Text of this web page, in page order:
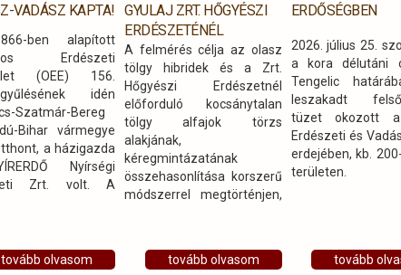
VADÁSZ KAPTA!
ben alapított
Erdészeti
(OEE) 156.
idén
Szatmár-Bereg
Bihar vármegye
a házigazda
Nyírségi
Zrt. volt. A
található erdők
tovább olvasom
GYULAJ ZRT. HŐGYÉSZI
ERDÉSZETÉNÉL
A felmérés célja az olasz
tölgy hibridek és a Zrt.
Hőgyészi Erdészetnél
előforduló kocsánytalan
tölgy alfajok törzs
alakjának,
kéregmintázatának
összehasonlítása korszerű
módszerrel megtörténjen,
(törzs habitusa,
ágrendszer,tovább olvasom
ERDŐSÉGBEN
2026. július 25.
a kora délutáni
Tengelic
leszakadt
tüzet okozott a
Erdészeti és
erdejében, kb.
területen.
tovább